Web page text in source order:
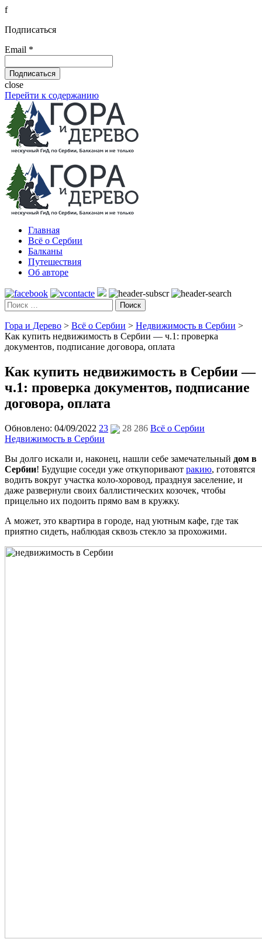
f
Подписаться
Email *
close
Перейти к содержанию
Главная
Всё о Сербии
Балканы
Путешествия
Об авторе
Поиск
Гора и Дерево > Всё о Сербии > Недвижимость в Сербии >
Как купить недвижимость в Сербии — ч.1: проверка
документов, подписание договора, оплата
Как купить недвижимость в Сербии —
ч.1: проверка документов, подписание
договора, оплата
Обновлено: 04/09/2022 23 28 286 Всё о Сербии
Недвижимость в Сербии
Вы долго искали и, наконец, нашли себе замечательный дом в
Сербии! Будущие соседи уже откупоривают ракию, готовятся
водить вокруг участка коло-хоровод, празднуя заселение, и
даже развернули своих баллистических козочек, чтобы
прицельно их подоить прямо вам в кружку.
А может, это квартира в городе, над уютным кафе, где так
приятно сидеть, наблюдая сквозь стекло за прохожими.